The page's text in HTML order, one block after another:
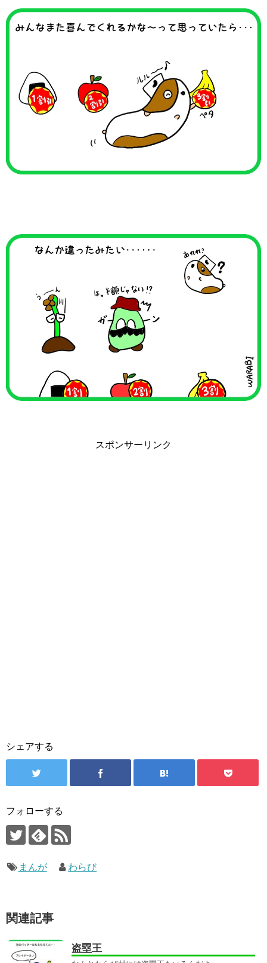
スポンサーリンク
シェアする
フォローする
まんが わらび
関連記事
盗塁王